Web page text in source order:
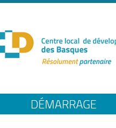
DÉMARRAGE